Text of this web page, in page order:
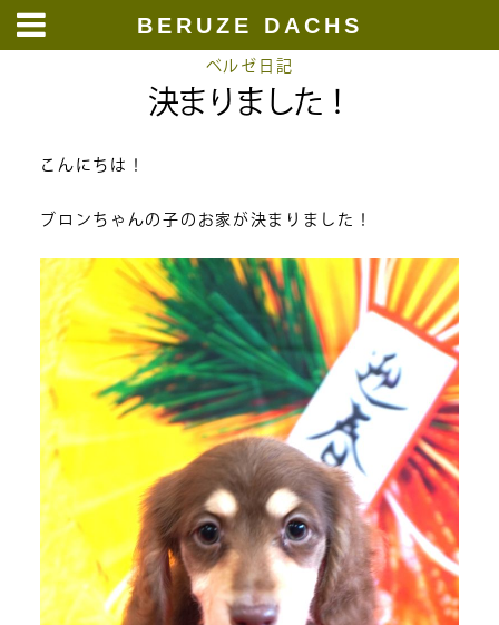
BERUZE DACHS
ベルゼ日記
決まりました！
こんにちは！
ブロンちゃんの子のお家が決まりました！